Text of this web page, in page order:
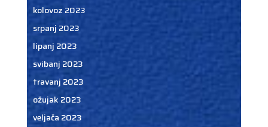
kolovoz 2023
srpanj 2023
lipanj 2023
svibanj 2023
travanj 2023
ožujak 2023
veljača 2023